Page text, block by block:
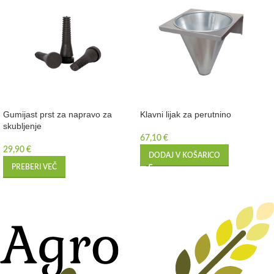
Gumijast prst za napravo za
skubljenje
29,90 €
PREBERI VEČ
Klavni lijak za perutnino
67,10 €
DODAJ V KOŠARICO